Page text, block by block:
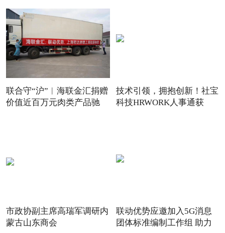
联合守“沪”︱海联金汇捐赠
价值近百万元肉类产品驰
技术引领，拥抱创新！社宝
科技HRWORK人事通获
市政协副主席高瑞军调研内
蒙古山东商会
联动优势应邀加入5G消息
团体标准编制工作组 助力